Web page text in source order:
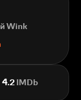
Wink
4.2IMDb